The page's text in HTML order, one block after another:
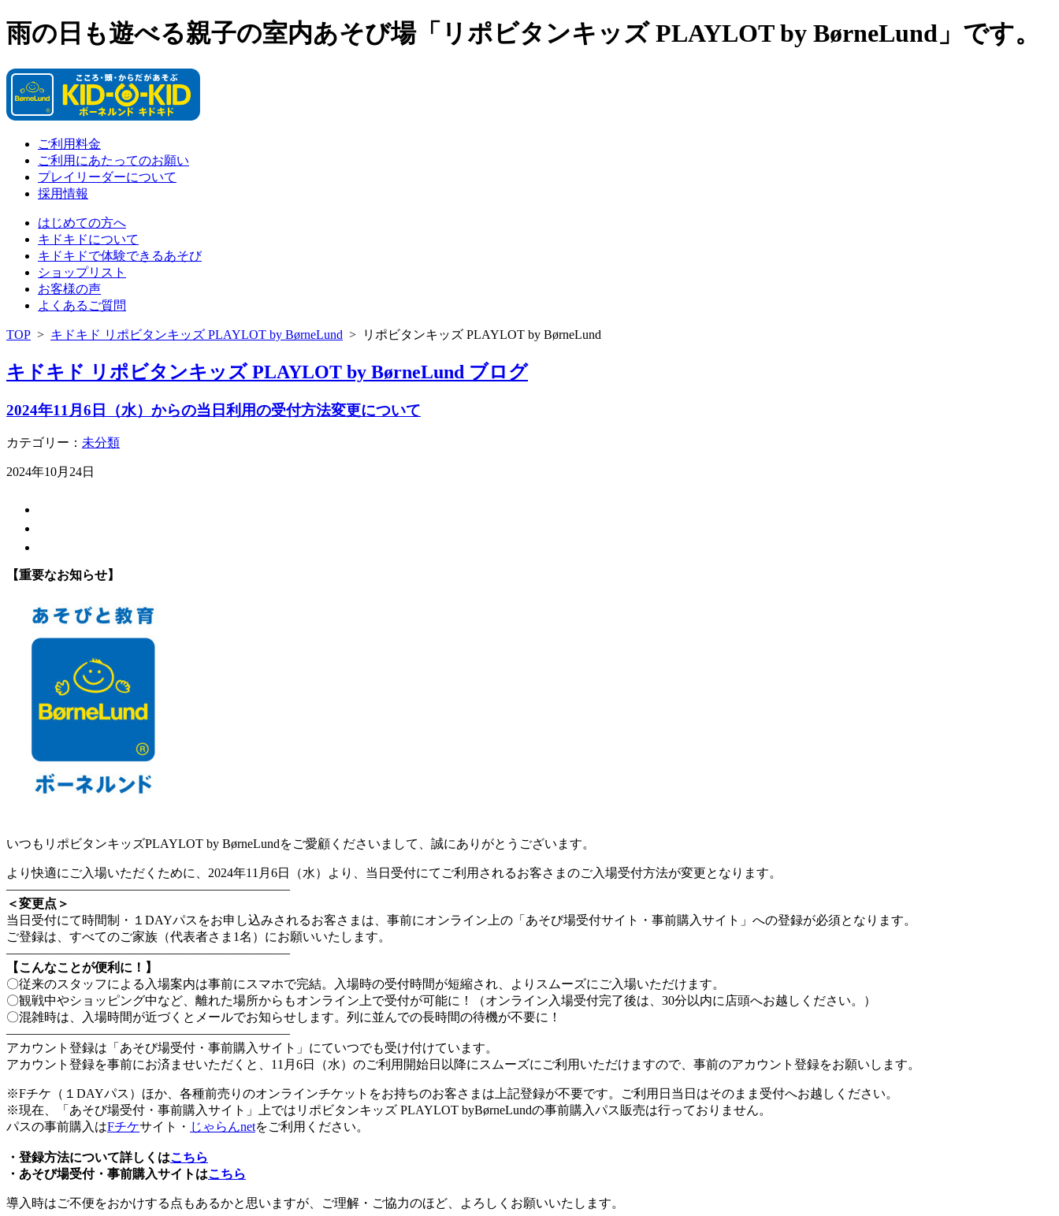
雨の日も遊べる親子の室内あそび場「リポビタンキッズ PLAYLOT by BørneLund」です。
ご利用料金
ご利用にあたってのお願い
プレイリーダーについて
採用情報
はじめての方へ
キドキドについて
キドキドで体験できるあそび
ショップリスト
お客様の声
よくあるご質問
TOP > キドキド リポビタンキッズ PLAYLOT by BørneLund > リポビタンキッズ PLAYLOT by BørneLund
キドキド リポビタンキッズ PLAYLOT by BørneLund ブログ
2024年11月6日（水）からの当日利用の受付方法変更について
カテゴリー： 未分類
2024年10月24日
【重要なお知らせ】
いつもリポビタンキッズPLAYLOT by BørneLundをご愛顧くださいまして、誠にありがとうございます。
より快適にご入場いただくために、2024年11月6日（水）より、当日受付にてご利用されるお客さまのご入場受付方法が変更となります。
——————————————————————–
＜変更点＞
当日受付にて時間制・１DAYパスをお申し込みされるお客さまは、事前にオンライン上の「あそび場受付サイト・事前購入サイト」への登録が必須となります。
ご登録は、すべてのご家族（代表者さま1名）にお願いいたします。
——————————————————————–
【こんなことが便利に！】
〇従来のスタッフによる入場案内は事前にスマホで完結。入場時の受付時間が短縮され、よりスムーズにご入場いただけます。
〇観戦中やショッピング中など、離れた場所からもオンライン上で受付が可能に！（オンライン入場受付完了後は、30分以内に店頭へお越しください。）
〇混雑時は、入場時間が近づくとメールでお知らせします。列に並んでの長時間の待機が不要に！
——————————————————————–
アカウント登録は「あそび場受付・事前購入サイト」にていつでも受け付けています。
アカウント登録を事前にお済ませいただくと、11月6日（水）のご利用開始日以降にスムーズにご利用いただけますので、事前のアカウント登録をお願いします。
※Fチケ（１DAYパス）ほか、各種前売りのオンラインチケットをお持ちのお客さまは上記登録が不要です。ご利用日当日はそのまま受付へお越しください。
※現在、「あそび場受付・事前購入サイト」上ではリポビタンキッズ PLAYLOT byBørneLundの事前購入パス販売は行っておりません。
パスの事前購入はFチケサイト・ じゃらんnetをご利用ください。
・登録方法について詳しくはこちら
・あそび場受付・事前購入サイトはこちら
導入時はご不便をおかけする点もあるかと思いますが、ご理解・ご協力のほど、よろしくお願いいたします。